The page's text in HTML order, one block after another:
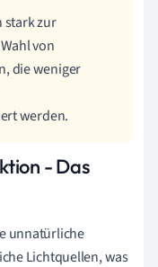
stark zur
von
die weniger
werden.
- Das
unnatürliche
Lichtquellen, was